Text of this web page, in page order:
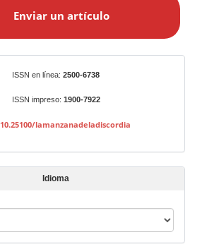
Enviar un artículo
ISSN en línea: 2500-6738
ISSN impreso: 1900-7922
10.25100/lamanzanadeladiscordia
Idioma
d